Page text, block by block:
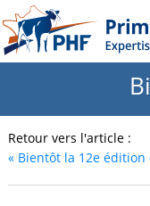
Retour vers l'article :
«Bientôt la 12e édition